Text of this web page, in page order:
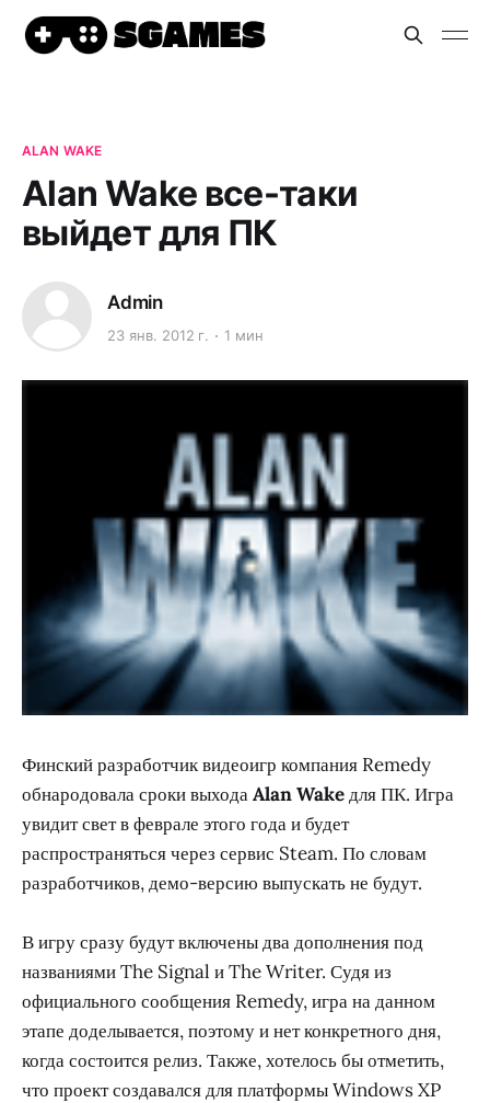
ALAN WAKE
Alan Wake все-таки
выйдет для ПК
Admin
23 янв. 2012 г. 1 мин
Финский разработчик видеоигр компания Remedy
обнародовала сроки выходаAlan Wakeдля ПК. Игра
увидит свет в феврале этого года и будет
распространяться через сервис Steam. По словам
разработчиков, демо-версию выпускать не будут.
В игру сразу будут включены два дополнения под
названиями The Signal и The Writer. Судя из
официального сообщения Remedy, игра на данном
этапе доделывается, поэтому и нет конкретного дня,
когда состоится релиз. Также, хотелось бы отметить,
что проект создавался для платформы Windows XP